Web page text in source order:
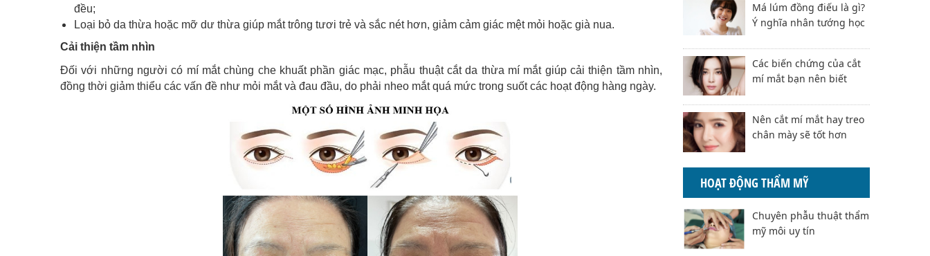
đều;
Loại bỏ da thừa hoặc mỡ dư thừa giúp mắt trông tươi trẻ và sắc nét hơn, giảm cảm giác mệt mỏi hoặc già nua.
Cải thiện tầm nhìn
Đối với những người có mí mắt chùng che khuất phần giác mạc, phẫu thuật cắt da thừa mí mắt giúp cải thiện tầm nhìn,
đồng thời giảm thiểu các vấn đề như mỏi mắt và đau đầu, do phải nheo mắt quá mức trong suốt các hoạt động hàng ngày.
Má lúm đồng điếu là gì?
Ý nghĩa nhân tướng học
Các biến chứng của cắt
mí mắt bạn nên biết
Nên cắt mí mắt hay treo
chân mày sẽ tốt hơn
HOẠT ĐỘNG THẨM MỸ
Chuyên phẫu thuật thẩm
mỹ môi uy tín